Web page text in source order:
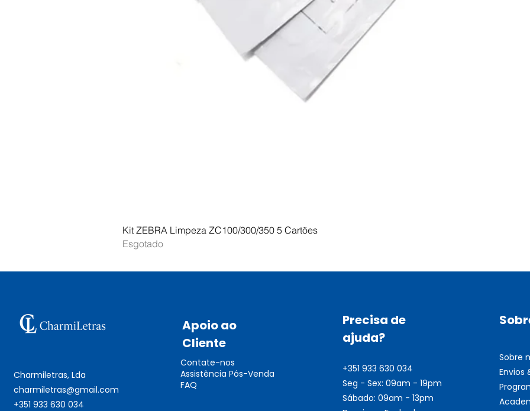
Kit ZEBRA Limpeza ZC100/300/350 5 Cartões
Esgotado
Charmiletras, Lda
charmiletras@gmail.com
+351 933 630 034
Apoio ao
Cliente
Contate-nos
Assistência Pós-Venda
FAQ
Precisa de
ajuda?
+351 933 630 034
Seg - Sex: 09am - 19pm
Sábado: 09am - 13pm
Sobre
Envios